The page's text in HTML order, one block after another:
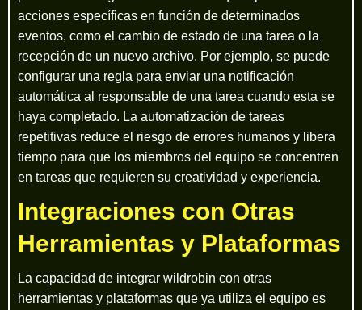
acciones específicas en función de determinados
eventos, como el cambio de estado de una tarea o la
recepción de un nuevo archivo. Por ejemplo, se puede
configurar una regla para enviar una notificación
automática al responsable de una tarea cuando esta se
haya completado. La automatización de tareas
repetitivas reduce el riesgo de errores humanos y libera
tiempo para que los miembros del equipo se concentren
en tareas que requieren su creatividad y experiencia.
Integraciones con Otras
Herramientas y Plataformas
La capacidad de integrar wildrobin con otras
herramientas y plataformas que ya utiliza el equipo es